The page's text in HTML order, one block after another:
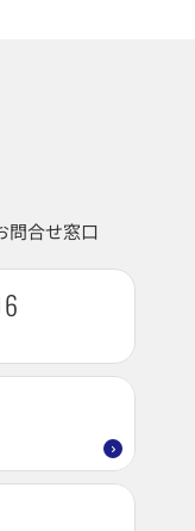
問合せ窓口